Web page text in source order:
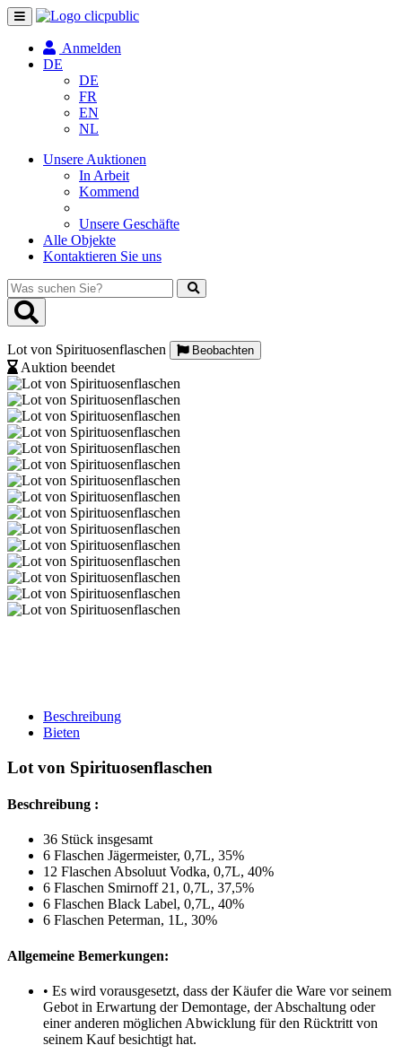
Navigation
umschalten
Anmelden
DE
DE
FR
EN
NL
Unsere Auktionen
In Arbeit
Kommend
Unsere Geschäfte
Alle Objekte
Kontaktieren Sie uns
Was
suchen
Sie?
Lot von Spirituosenflaschen Beobachten
Auktion beendet
Beschreibung
Bieten
Lot von Spirituosenflaschen
Beschreibung :
36 Stück insgesamt
6 Flaschen Jägermeister, 0,7L, 35%
12 Flaschen Absoluut Vodka, 0,7L, 40%
6 Flaschen Smirnoff 21, 0,7L, 37,5%
6 Flaschen Black Label, 0,7L, 40%
6 Flaschen Peterman, 1L, 30%
Allgemeine Bemerkungen:
• Es wird vorausgesetzt, dass der Käufer die Ware vor seinem
Gebot in Erwartung der Demontage, der Abschaltung oder
einer anderen möglichen Abwicklung für den Rücktritt von
seinem Kauf besichtigt hat.